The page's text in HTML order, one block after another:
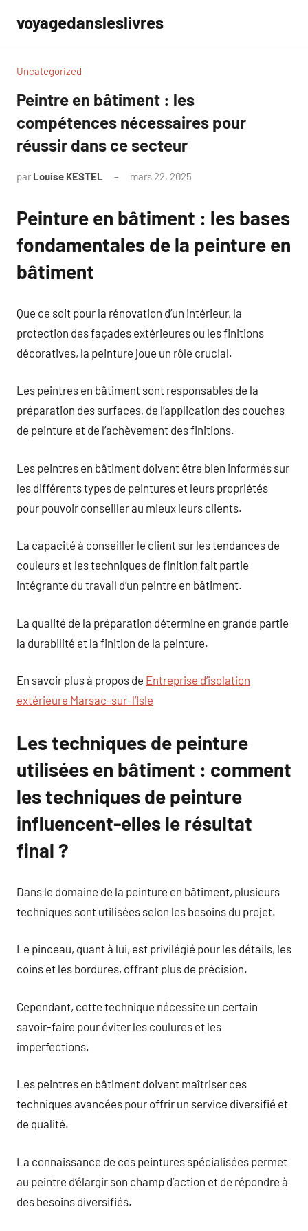
contenu
voyagedansleslivres
Uncategorized
Peintre en bâtiment : les
compétences nécessaires pour
réussir dans ce secteur
par Louise KESTEL mars 22, 2025
Peinture en bâtiment : les bases
fondamentales de la peinture en
bâtiment
Que ce soit pour la rénovation d’un intérieur, la
protection des façades extérieures ou les finitions
décoratives, la peinture joue un rôle crucial.
Les peintres en bâtiment sont responsables de la
préparation des surfaces, de l’application des couches
de peinture et de l’achèvement des finitions.
Les peintres en bâtiment doivent être bien informés sur
les différents types de peintures et leurs propriétés
pour pouvoir conseiller au mieux leurs clients.
La capacité à conseiller le client sur les tendances de
couleurs et les techniques de finition fait partie
intégrante du travail d’un peintre en bâtiment.
La qualité de la préparation détermine en grande partie
la durabilité et la finition de la peinture.
En savoir plus à propos de Entreprise d’isolation
extérieure Marsac-sur-l’Isle
Les techniques de peinture
utilisées en bâtiment : comment
les techniques de peinture
influencent-elles le résultat
final ?
Dans le domaine de la peinture en bâtiment, plusieurs
techniques sont utilisées selon les besoins du projet.
Le pinceau, quant à lui, est privilégié pour les détails, les
coins et les bordures, offrant plus de précision.
Cependant, cette technique nécessite un certain
savoir-faire pour éviter les coulures et les
imperfections.
Les peintres en bâtiment doivent maîtriser ces
techniques avancées pour offrir un service diversifié et
de qualité.
La connaissance de ces peintures spécialisées permet
au peintre d’élargir son champ d’action et de répondre à
des besoins diversifiés.